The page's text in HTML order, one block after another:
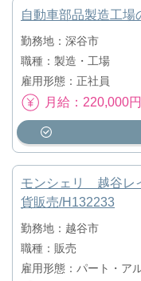
自動車部品製造工場
勤務地：深谷市
職種：製造・工場
雇用形態：正社員
月給：220,000
モンシェリ 越谷レ
貨販売/H132233
勤務地：越谷市
職種：販売
雇用形態：パート・ア